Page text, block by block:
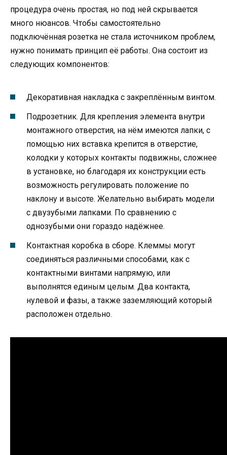
процедура очень простая, но под ней скрывается
много нюансов. Чтобы самостоятельно
подключённая розетка не стала источником проблем,
нужно понимать принцип её работы. Она состоит из
следующих компонентов:
Декоративная накладка с закреплённым винтом.
Подрозетник. Для крепления элемента внутри
монтажного отверстия, на нём имеются лапки, с
помощью них вставка крепится в отверстие,
колодки у которых контакты подвижны, сложнее
в установке, но благодаря их конструкции есть
возможность регулировать положение по
наклону и высоте. Желательно выбирать модели
с двузубыми лапками. По сравнению с
однозубыми они гораздо надёжнее.
Контактная коробка в сборе. Клеммы могут
соединяться различными способами, как с
контактными винтами напрямую, или
выполнятся единым целым. Два контакта,
нулевой и фазы, а также заземляющий который
расположен отдельно.